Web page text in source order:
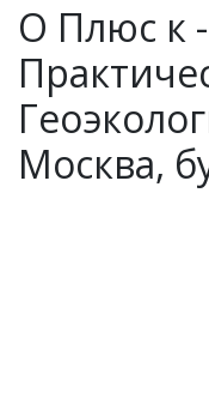
О Плюс к
Москва,